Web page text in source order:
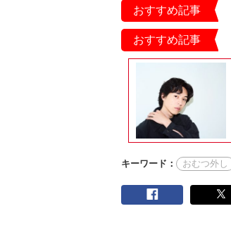
おすすめ記事
おすすめ記事
キーワード： おむつ外し